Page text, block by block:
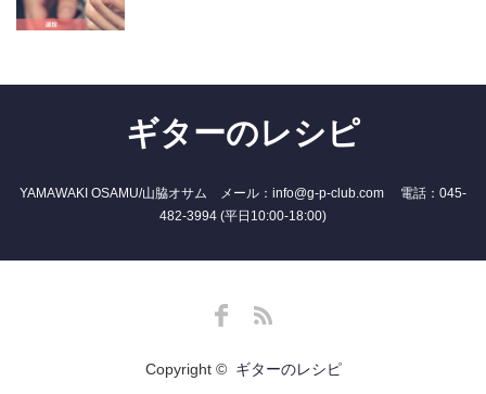
ギターのレシピ
YAMAWAKI OSAMU/山脇オサム メール：info@g-p-club.com 電話：045-
482-3994 (平日10:00-18:00)
Copyright © ギターのレシピ